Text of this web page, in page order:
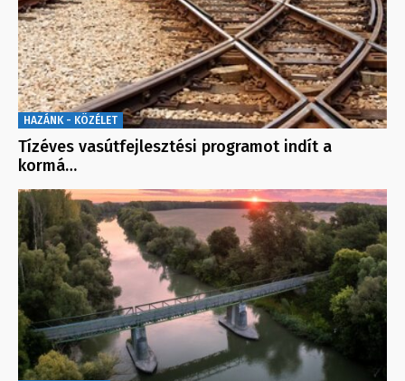
HAZÁNK - KÖZÉLET
Tízéves vasútfejlesztési programot indít a
kormá…